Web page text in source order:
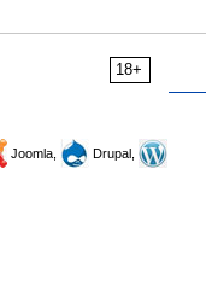
18+
Joomla,
Drupal,